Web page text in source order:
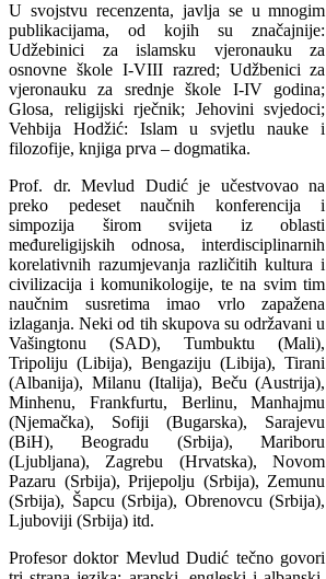
U svojstvu recenzenta, javlja se u mnogim
publikacijama, od kojih su značajnije:
Udžebinici za islamsku vjeronauku za
osnovne škole I-VIII razred; Udžbenici za
vjeronauku za srednje škole I-IV godina;
Glosa, religijski rječnik; Jehovini svjedoci;
Vehbija Hodžić: Islam u svjetlu nauke i
filozofije, knjiga prva – dogmatika.
Prof. dr. Mevlud Dudić je učestvovao na
preko pedeset naučnih konferencija i
simpozija širom svijeta iz oblasti
međureligijskih odnosa, interdisciplinarnih
korelativnih razumjevanja različitih kultura i
civilizacija i komunikologije, te na svim tim
naučnim susretima imao vrlo zapažena
izlaganja. Neki od tih skupova su održavani u
Vašingtonu (SAD), Tumbuktu (Mali),
Tripoliju (Libija), Bengaziju (Libija), Tirani
(Albanija), Milanu (Italija), Beču (Austrija),
Minhenu, Frankfurtu, Berlinu, Manhajmu
(Njemačka), Sofiji (Bugarska), Sarajevu
(BiH), Beogradu (Srbija), Mariboru
(Ljubljana), Zagrebu (Hrvatska), Novom
Pazaru (Srbija), Prijepolju (Srbija), Zemunu
(Srbija), Šapcu (Srbija), Obrenovcu (Srbija),
Ljuboviji (Srbija) itd.
Profesor doktor Mevlud Dudić tečno govori